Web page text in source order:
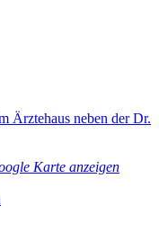
Ärztehaus neben der Dr.
Karte anzeigen